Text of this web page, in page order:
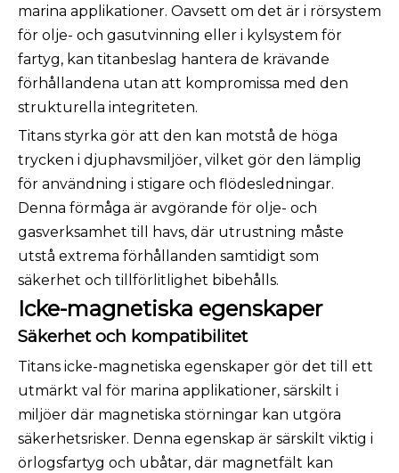
marina applikationer. Oavsett om det är i rörsystem
för olje- och gasutvinning eller i kylsystem för
fartyg, kan titanbeslag hantera de krävande
förhållandena utan att kompromissa med den
strukturella integriteten.
Titans styrka gör att den kan motstå de höga
trycken i djuphavsmiljöer, vilket gör den lämplig
för användning i stigare och flödesledningar.
Denna förmåga är avgörande för olje- och
gasverksamhet till havs, där utrustning måste
utstå extrema förhållanden samtidigt som
säkerhet och tillförlitlighet bibehålls.
Icke-magnetiska egenskaper
Säkerhet och kompatibilitet
Titans icke-magnetiska egenskaper gör det till ett
utmärkt val för marina applikationer, särskilt i
miljöer där magnetiska störningar kan utgöra
säkerhetsrisker. Denna egenskap är särskilt viktig i
örlogsfartyg och ubåtar, där magnetfält kan